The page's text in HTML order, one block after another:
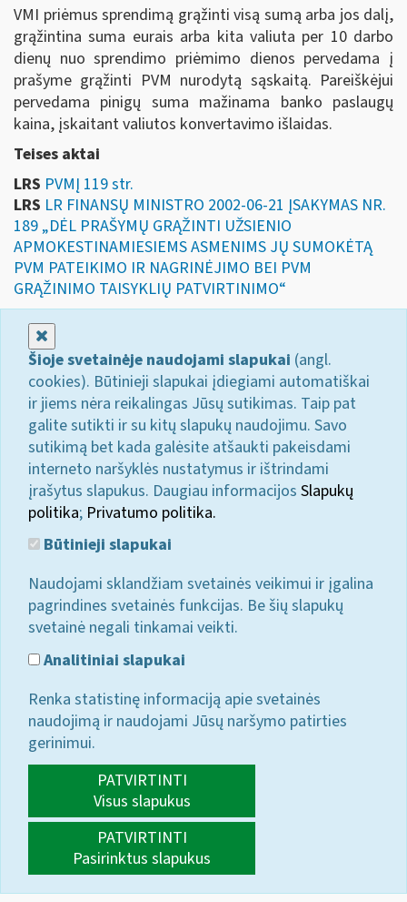
VMI priėmus sprendimą grąžinti visą sumą arba jos dalį,
grąžintina suma eurais arba kita valiuta per 10 darbo
dienų nuo sprendimo priėmimo dienos pervedama į
prašyme grąžinti PVM nurodytą sąskaitą. Pareiškėjui
pervedama pinigų suma mažinama banko paslaugų
kaina, įskaitant valiutos konvertavimo išlaidas.
Teises aktai
LRS PVMĮ 119 str.
LRS LR FINANSŲ MINISTRO 2002-06-21 ĮSAKYMAS NR.
189 „DĖL PRAŠYMŲ GRĄŽINTI UŽSIENIO
APMOKESTINAMIESIEMS ASMENIMS JŲ SUMOKĖTĄ
PVM PATEIKIMO IR NAGRINĖJIMO BEI PVM
GRĄŽINIMO TAISYKLIŲ PATVIRTINIMO“
Šioje svetainėje naudojami slapukai (angl.
cookies). Būtinieji slapukai įdiegiami automatiškai
ir jiems nėra reikalingas Jūsų sutikimas. Taip pat
galite sutikti ir su kitų slapukų naudojimu. Savo
sutikimą bet kada galėsite atšaukti pakeisdami
interneto naršyklės nustatymus ir ištrindami
įrašytus slapukus. Daugiau informacijos Slapukų
politika; Privatumo politika.
Būtinieji slapukai
Naudojami sklandžiam svetainės veikimui ir įgalina
pagrindines svetainės funkcijas. Be šių slapukų
svetainė negali tinkamai veikti.
Analitiniai slapukai
Renka statistinę informaciją apie svetainės
naudojimą ir naudojami Jūsų naršymo patirties
gerinimui.
PATVIRTINTI
Visus slapukus
PATVIRTINTI
Pasirinktus slapukus